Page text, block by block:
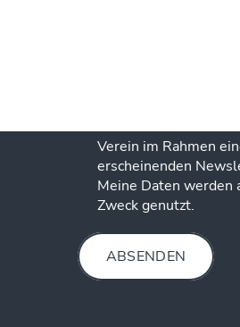
REFUGIUM e.V.
Verein im Rahmen
erscheinenden
Meine Daten werden
Zweck genutzt.
ABSENDEN